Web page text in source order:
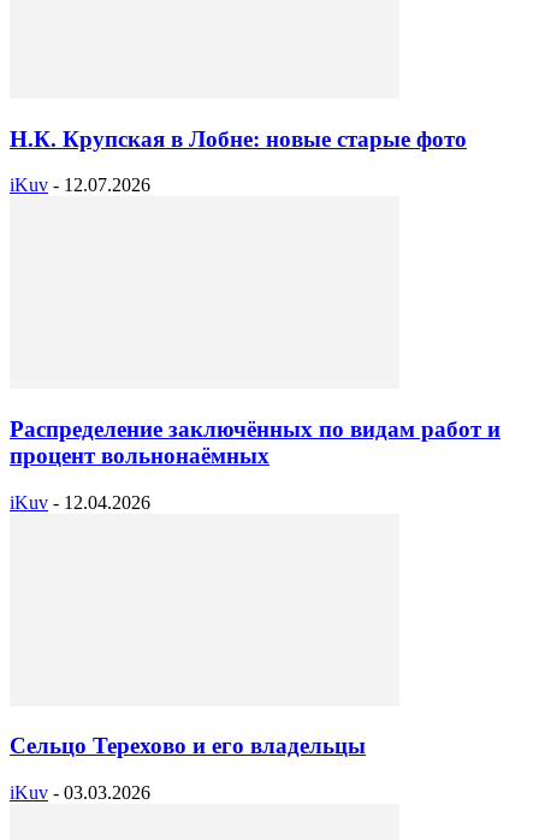
Н.К. Крупская в Лобне: новые старые фото
iKuv - 12.07.2026
Распределение заключённых по видам работ и
процент вольнонаёмных
iKuv - 12.04.2026
Сельцо Терехово и его владельцы
iKuv - 03.03.2026